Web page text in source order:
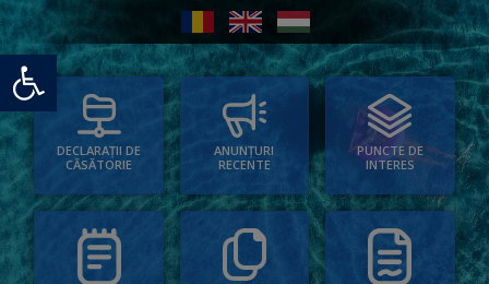
Deschide bara de unelte
DECLARAȚII DE
CĂSĂTORIE
ANUNȚURI
RECENTE
PUNCTE DE
INTERES